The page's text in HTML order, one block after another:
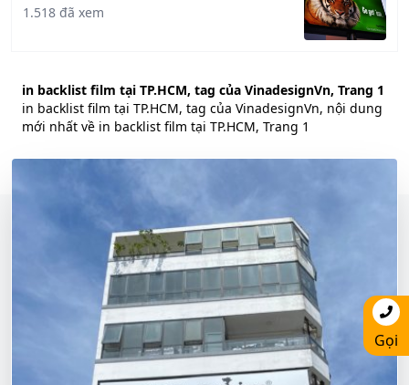
1.518 đã xem
in backlist film tại TP.HCM, tag của VinadesignVn, Trang 1
in backlist film tại TP.HCM, tag của VinadesignVn, nội dung
mới nhất về in backlist film tại TP.HCM, Trang 1
Gọi